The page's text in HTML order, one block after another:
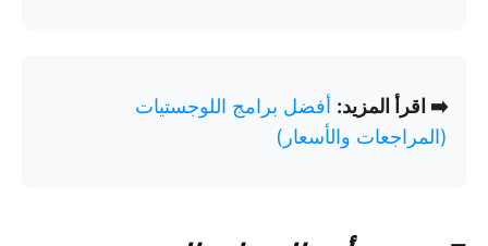
➡️ اقرأ المزيد: أفضل برامج اللوجستيات
(المراجعات والأسعار)